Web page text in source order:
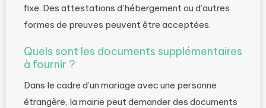
fixe. Des attestations d’hébergement ou d’autres
formes de preuves peuvent être acceptées.
Quels sont les documents supplémentaires
à fournir ?
Dans le cadre d’un mariage avec une personne
étrangère, la mairie peut demander des documents